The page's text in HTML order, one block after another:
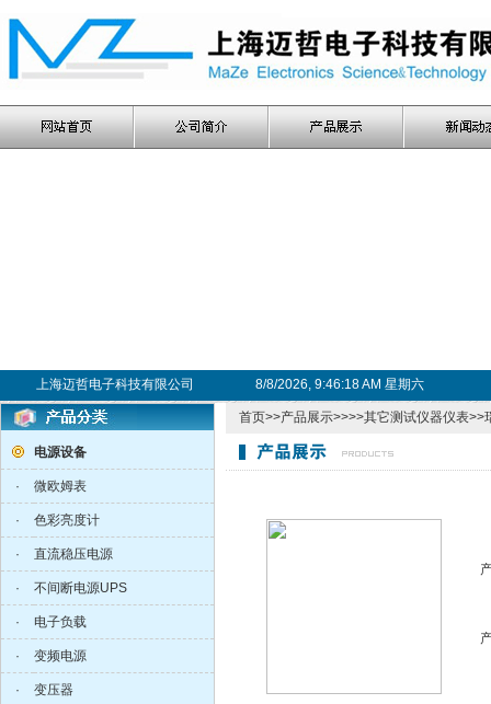
上海迈哲电子科技有限公司 8/8/2026, 9:46:19 AM 星期六
电源设备
· 微欧姆表
· 色彩亮度计
· 直流稳压电源
· 不间断电源UPS
· 电子负载
· 变频电源
· 变压器
首页>>产品展示>>>>其它测试仪器仪表>>